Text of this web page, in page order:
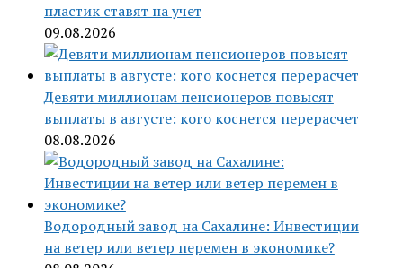
пластик ставят на учет
09.08.2026
Девяти миллионам пенсионеров повысят
выплаты в августе: кого коснется перерасчет
08.08.2026
Водородный завод на Сахалине: Инвестиции
на ветер или ветер перемен в экономике?